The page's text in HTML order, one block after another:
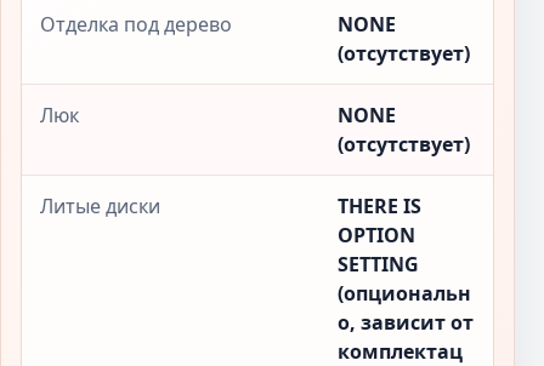
Отделка под дерево
NONE
(отсутствует)
Люк
NONE
(отсутствует)
Литые диски
THERE IS
OPTION
SETTING
(опциональн
о, зависит от
комплектац